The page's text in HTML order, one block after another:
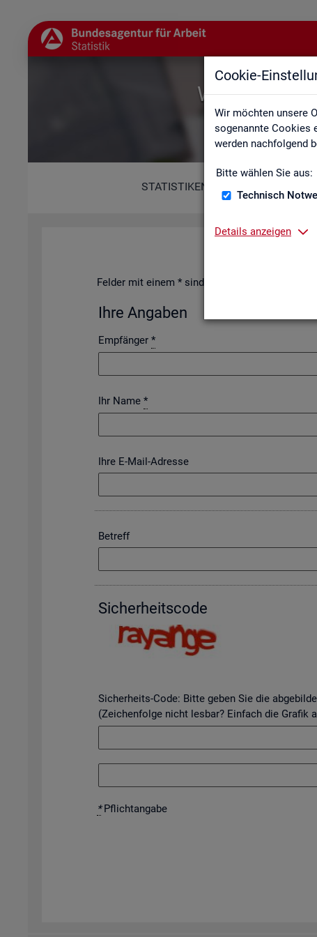
Cookie-
Wir möchten unsere
sogenannte Cookies
werden nachfolgend
Bitte wählen Sie aus:
Technisch
Details anzeigen
STATISTIKEN
Fel­der mit einem * sind Pflicht­fel­der und
Ihre An­ga­ben
Empfänger *
Ihr Name *
Ihre E-Mail-Adresse
Betreff
Si­cher­heits­code
Sicherheits-Code: Bitte geben Sie die
(Zeichenfolge nicht lesbar? Einfach die Grafik
*Pflicht­an­ga­be